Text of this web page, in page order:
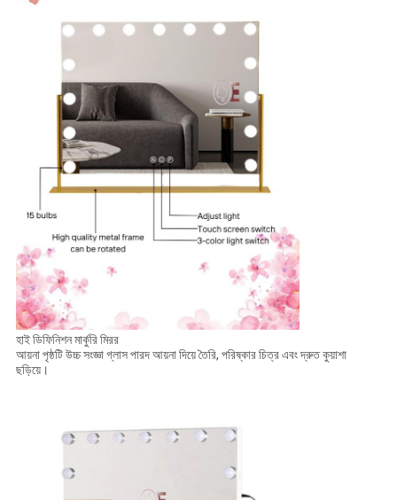
হাই ডিফিনিশন মার্কুরি মিরর
আয়না পৃষ্ঠটি উচ্চ সংজ্ঞা গ্লাস পারদ আয়না দিয়ে তৈরি, পরিষ্কার চিত্র এবং দ্রুত কুয়াশা
ছড়িয়ে।